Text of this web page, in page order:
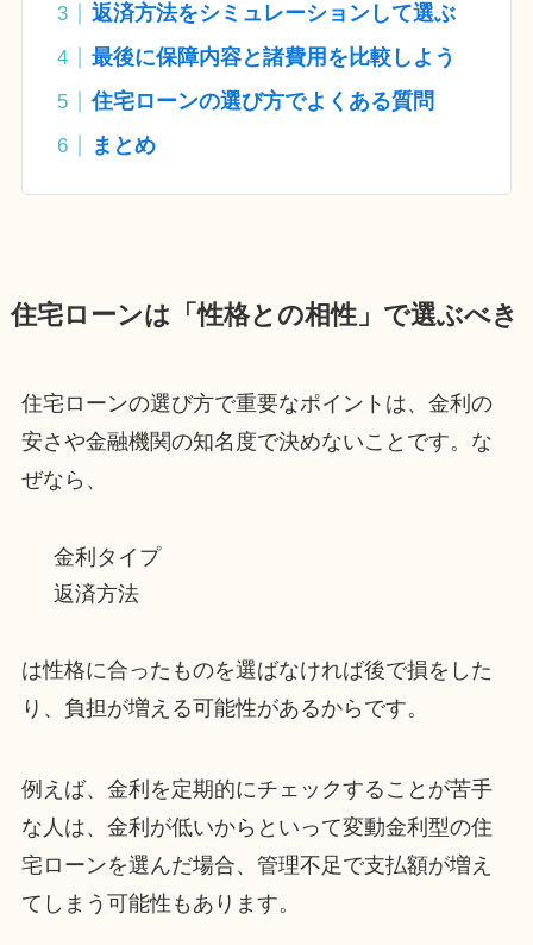
返済方法をシミュレーションして選ぶ
最後に保障内容と諸費用を比較しよう
住宅ローンの選び方でよくある質問
まとめ
住宅ローンは「性格との相性」で選ぶべき
住宅ローンの選び方で重要なポイントは、金利の
安さや金融機関の知名度で決めないことです。な
ぜなら、
金利タイプ
返済方法
は性格に合ったものを選ばなければ後で損をした
り、負担が増える可能性があるからです。
例えば、金利を定期的にチェックすることが苦手
な人は、金利が低いからといって変動金利型の住
宅ローンを選んだ場合、管理不足で支払額が増え
てしまう可能性もあります。